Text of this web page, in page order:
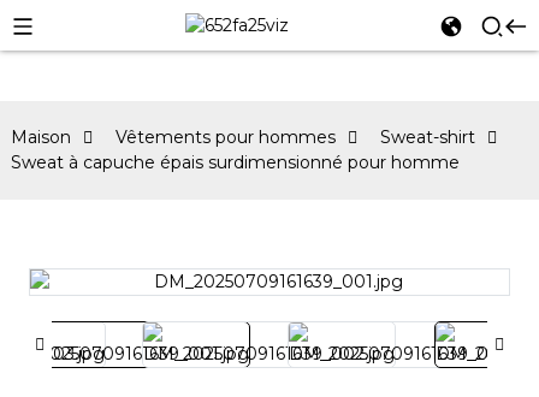
Maison Vêtements pour hommes
Sweat-shirt
Sweat à capuche épais surdimensionné pour homme